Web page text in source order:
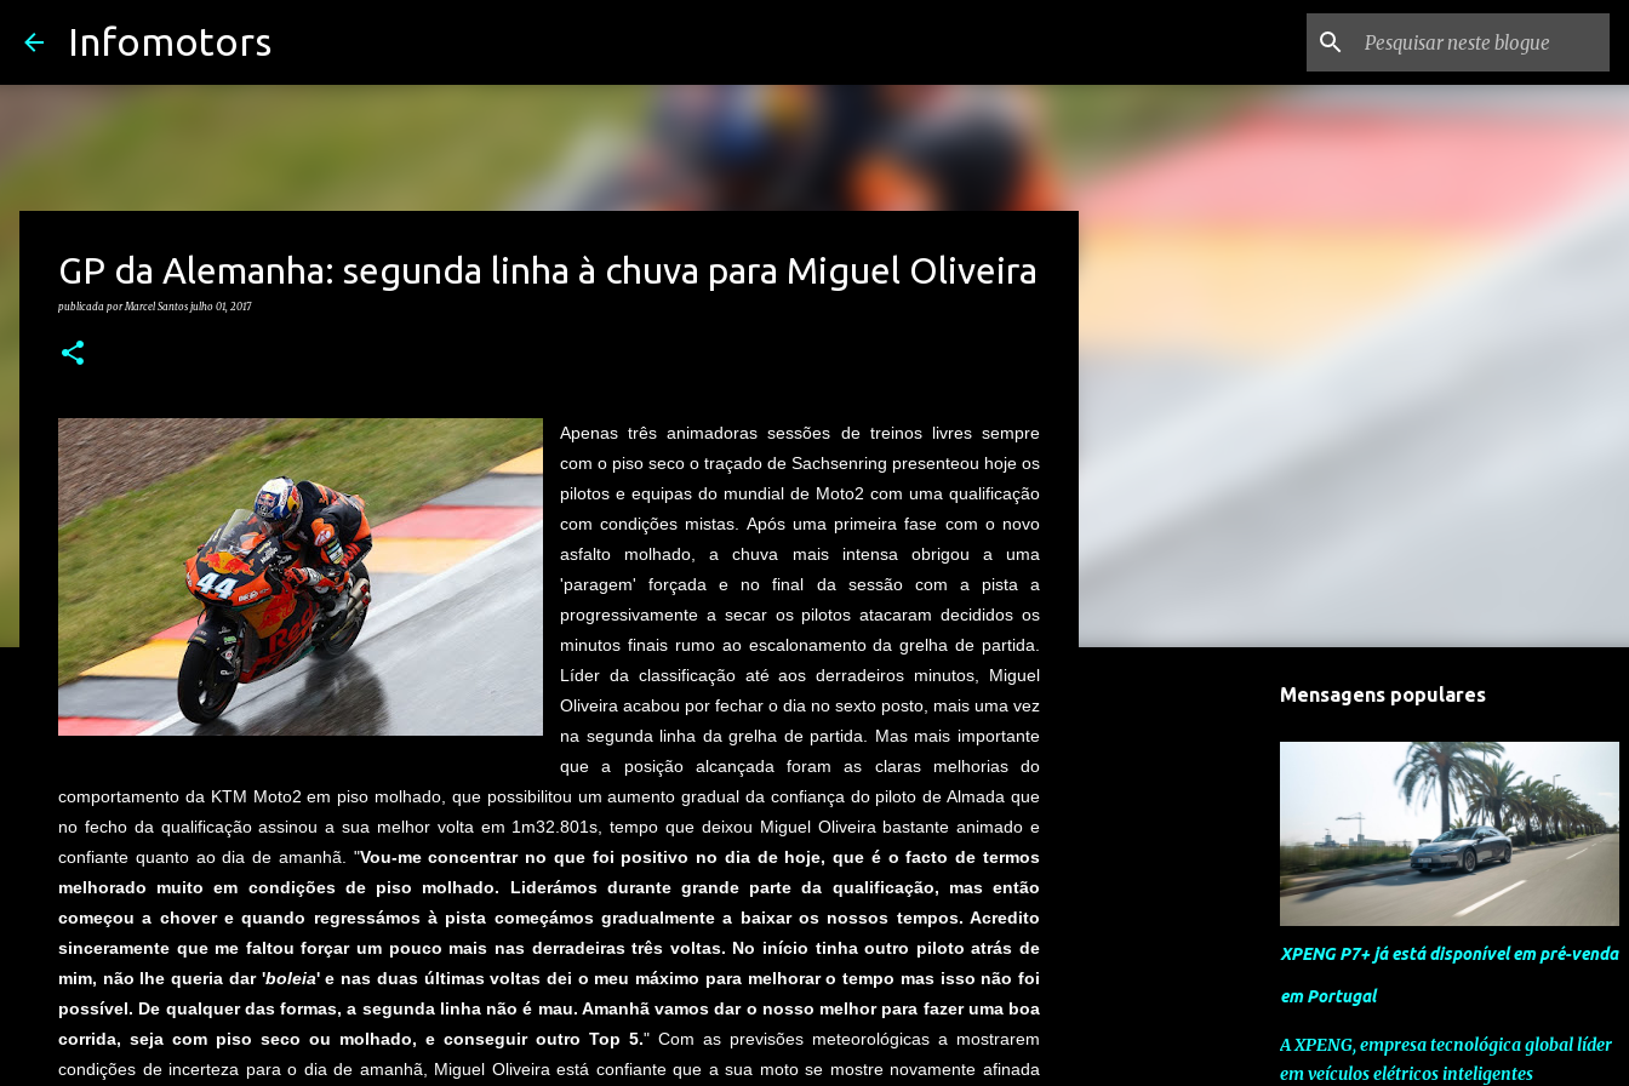
Infomotors
GP da Alemanha: segunda linha à chuva para Miguel Oliveira
publicada porMarcel Santos julho 01, 2017
Apenas três animadoras sessões de treinos livres sempre
com o piso seco o traçado de Sachsenring presenteou hoje os
pilotos e equipas do mundial de Moto2 com uma qualificação
com condições mistas. Após uma primeira fase com o novo
asfalto molhado, a chuva mais intensa obrigou a uma
'paragem' forçada e no final da sessão com a pista a
progressivamente a secar os pilotos atacaram decididos os
minutos finais rumo ao escalonamento da grelha de partida.
Líder da classificação até aos derradeiros minutos, Miguel
Oliveira acabou por fechar o dia no sexto posto, mais uma vez
na segunda linha da grelha de partida. Mas mais importante
que a posição alcançada foram as claras melhorias do
comportamento da KTM Moto2 em piso molhado, que possibilitou um aumento gradual da confiança do piloto de Almada que
no fecho da qualificação assinou a sua melhor volta em 1m32.801s, tempo que deixou Miguel Oliveira bastante animado e
confiante quanto ao dia de amanhã. "Vou-me concentrar no que foi positivo no dia de hoje, que é o facto de termos
melhorado muito em condições de piso molhado. Liderámos durante grande parte da qualificação, mas então
começou a chover e quando regressámos à pista começámos gradualmente a baixar os nossos tempos. Acredito
sinceramente que me faltou forçar um pouco mais nas derradeiras três voltas. No início tinha outro piloto atrás de
mim, não lhe queria dar 'boleia' e nas duas últimas voltas dei o meu máximo para melhorar o tempo mas isso não foi
possível. De qualquer das formas, a segunda linha não é mau. Amanhã vamos dar o nosso melhor para fazer uma boa
corrida, seja com piso seco ou molhado, e conseguir outro Top 5." Com as previsões meteorológicas a mostrarem
condições de incerteza para o dia de amanhã, Miguel Oliveira está confiante que a sua moto se mostre novamente afinada
Mensagens populares
XPENG P7+ já está disponível em pré-venda
em Portugal
A XPENG, empresa tecnológica global líder
em veículos elétricos inteligentes